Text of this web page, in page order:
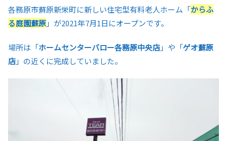
各務原市蘇原新栄町に新しい住宅型有料老人ホーム「からふ
る庭園蘇原」が2021年7月1日にオープンです。
場所は「ホームセンターバロー各務原中央店」や「ゲオ蘇原
店」の近くに完成していました。